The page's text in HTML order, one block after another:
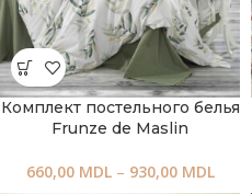
Комплект постельного белья
Frunze de Maslin
660,00 MDL – 930,00 MDL